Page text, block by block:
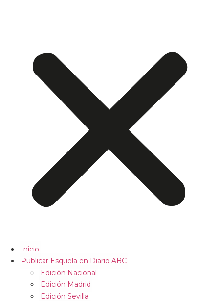
Inicio
Publicar Esquela en Diario ABC
Edición Nacional
Edición Madrid
Edición Sevilla